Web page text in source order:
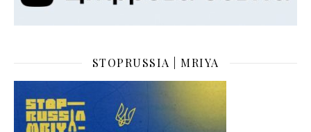
STOPRUSSIA | MRIYA